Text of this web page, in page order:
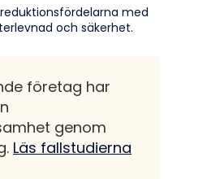
med
och säkerhet.
företag har
genom
Läs fallstudierna